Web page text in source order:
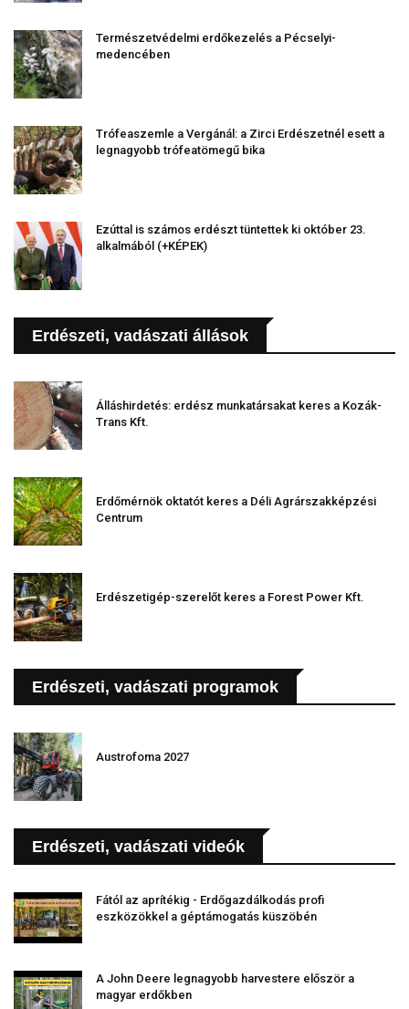
Természetvédelmi erdőkezelés a Pécselyi-
medencében
Trófeaszemle a Vergánál: a Zirci Erdészetnél esett a
legnagyobb trófeatömegű bika
Ezúttal is számos erdészt tüntettek ki október 23.
alkalmából (+KÉPEK)
Erdészeti, vadászati állások
Álláshirdetés: erdész munkatársakat keres a Kozák-
Trans Kft.
Erdőmérnök oktatót keres a Déli Agrárszakképzési
Centrum
Erdészetigép-szerelőt keres a Forest Power Kft.
Erdészeti, vadászati programok
Austrofoma 2027
Erdészeti, vadászati videók
Fától az aprítékig - Erdőgazdálkodás profi
eszközökkel a géptámogatás küszöbén
A John Deere legnagyobb harvestere először a
magyar erdőkben